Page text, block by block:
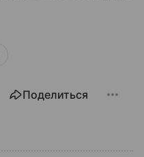
Поделиться